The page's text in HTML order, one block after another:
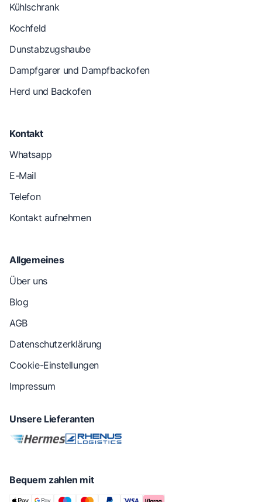
Kühlschrank
Kochfeld
Dunstabzugshaube
Dampfgarer und Dampfbackofen
Herd und Backofen
Kontakt
Whatsapp
E-Mail
Telefon
Kontakt aufnehmen
Allgemeines
Über uns
Blog
AGB
Datenschutzerklärung
Cookie-Einstellungen
Impressum
Unsere Lieferanten
Bequem zahlen mit